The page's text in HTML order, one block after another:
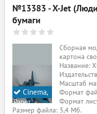
№13383 - X-Jet
бумаги
Cinema,
Paper
Inside
Сборная
картона
Название:
Масштаб
Формат
Формат
Размер файла: 3,4 Мб.